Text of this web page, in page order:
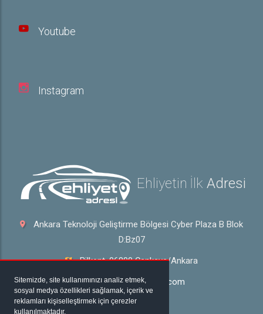
Sitemizde, site kullanımınızı analiz etmek,
sosyal medya özellikleri sağlamak, içerik ve
reklamları kişiselleştirmek için çerezler
kullanılmaktadır.
Youtube
Instagram
Ehliyetin İlk Adresi
Ankara Teknoloji Geliştirme Bölgesi Cyber Plaza B Blok
D:Bz07
Bilkent, 06800 Çankaya/Ankara
bilgi@ehliyetadresi.com
444 0 940